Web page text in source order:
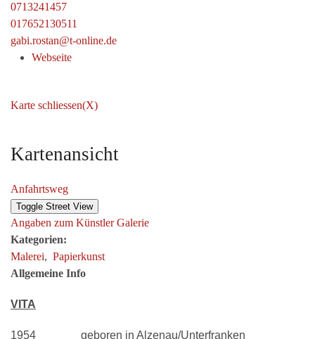
0713241457
017652130511
gabi.rostan@t-online.de
Webseite
Karte schliessen(X)
Kartenansicht
Anfahrtsweg
Angaben zum Künstler Galerie
Kategorien:
Malerei, Papierkunst
Allgemeine Info
VITA
1954 geboren in Alzenau/Unterfranken